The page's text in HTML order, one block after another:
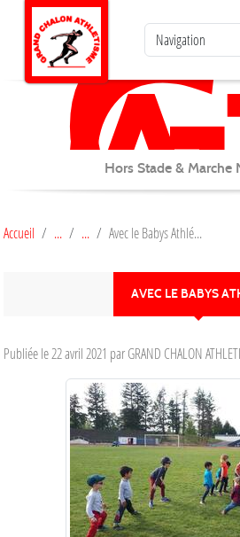
Hors Stade & Marche
Accueil Avec le Babys Athlé...
AVEC LE BABYS
Publiée le22 avril 2021 par GRAND CHALON
Panneau de gestion des cookies